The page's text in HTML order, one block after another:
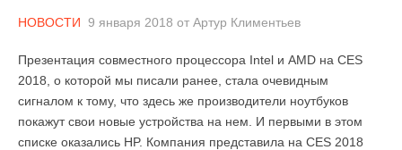
НОВОСТИ 9 января 2018 от Артур Климентьев
Презентация совместного процессора Intel и AMD на CES
2018, о которой мы писали ранее, стала очевидным
сигналом к тому, что здесь же производители ноутбуков
покажут свои новые устройства на нем. И первыми в этом
списке оказались HP. Компания представила на CES 2018